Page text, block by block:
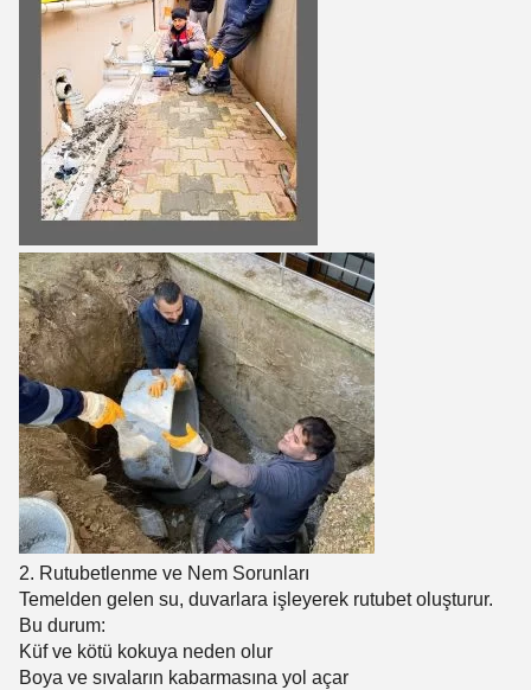
2. Rutubetlenme ve Nem Sorunları
Temelden gelen su, duvarlara işleyerek rutubet oluşturur.
Bu durum:
Küf ve kötü kokuya neden olur
Boya ve sıvaların kabarmasına yol açar